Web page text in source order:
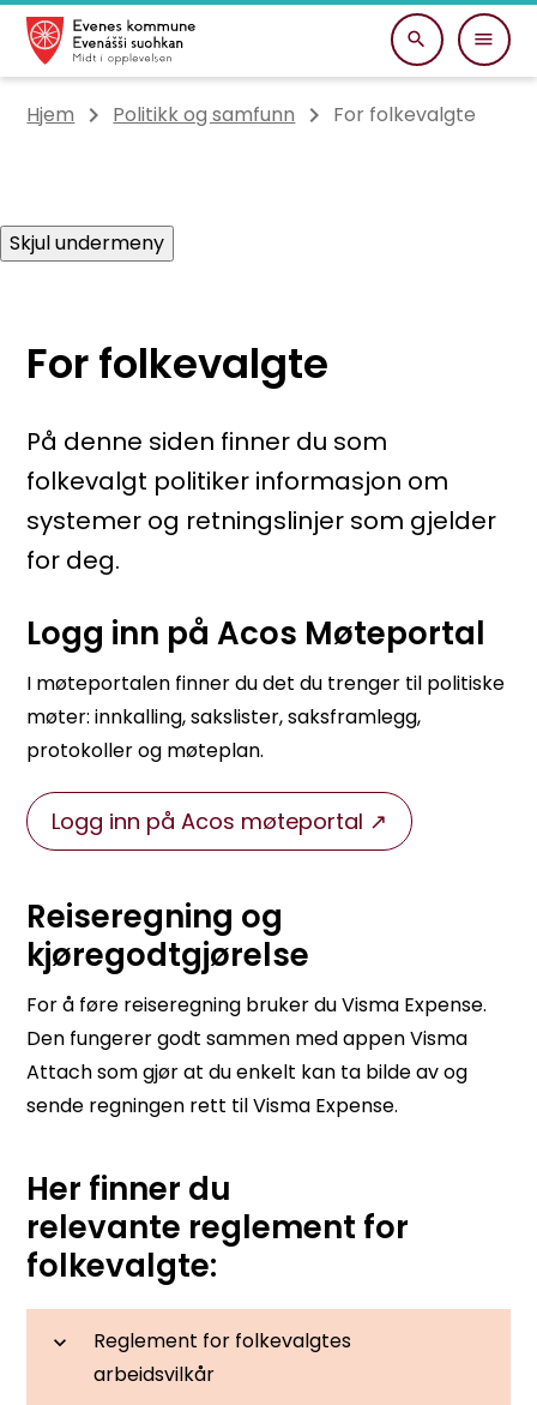
Evenes kommune
Du er her:
Hjem Politikk og samfunn For folkevalgte
Skjul undermeny
For folkevalgte
På denne siden finner du som
folkevalgt politiker informasjon om
systemer og retningslinjer som gjelder
for deg.
Logg inn på Acos Møteportal
I møteportalen finner du det du trenger til politiske
møter: innkalling, sakslister, saksframlegg,
protokoller og møteplan.
Logg inn på Acos møteportal
Reiseregning og
kjøregodtgjørelse
For å føre reiseregning bruker du Visma Expense.
Den fungerer godt sammen med appen Visma
Attach som gjør at du enkelt kan ta bilde av og
sende regningen rett til Visma Expense.
Her finner du
relevante reglement for
folkevalgte:
Reglement for folkevalgtes
arbeidsvilkår